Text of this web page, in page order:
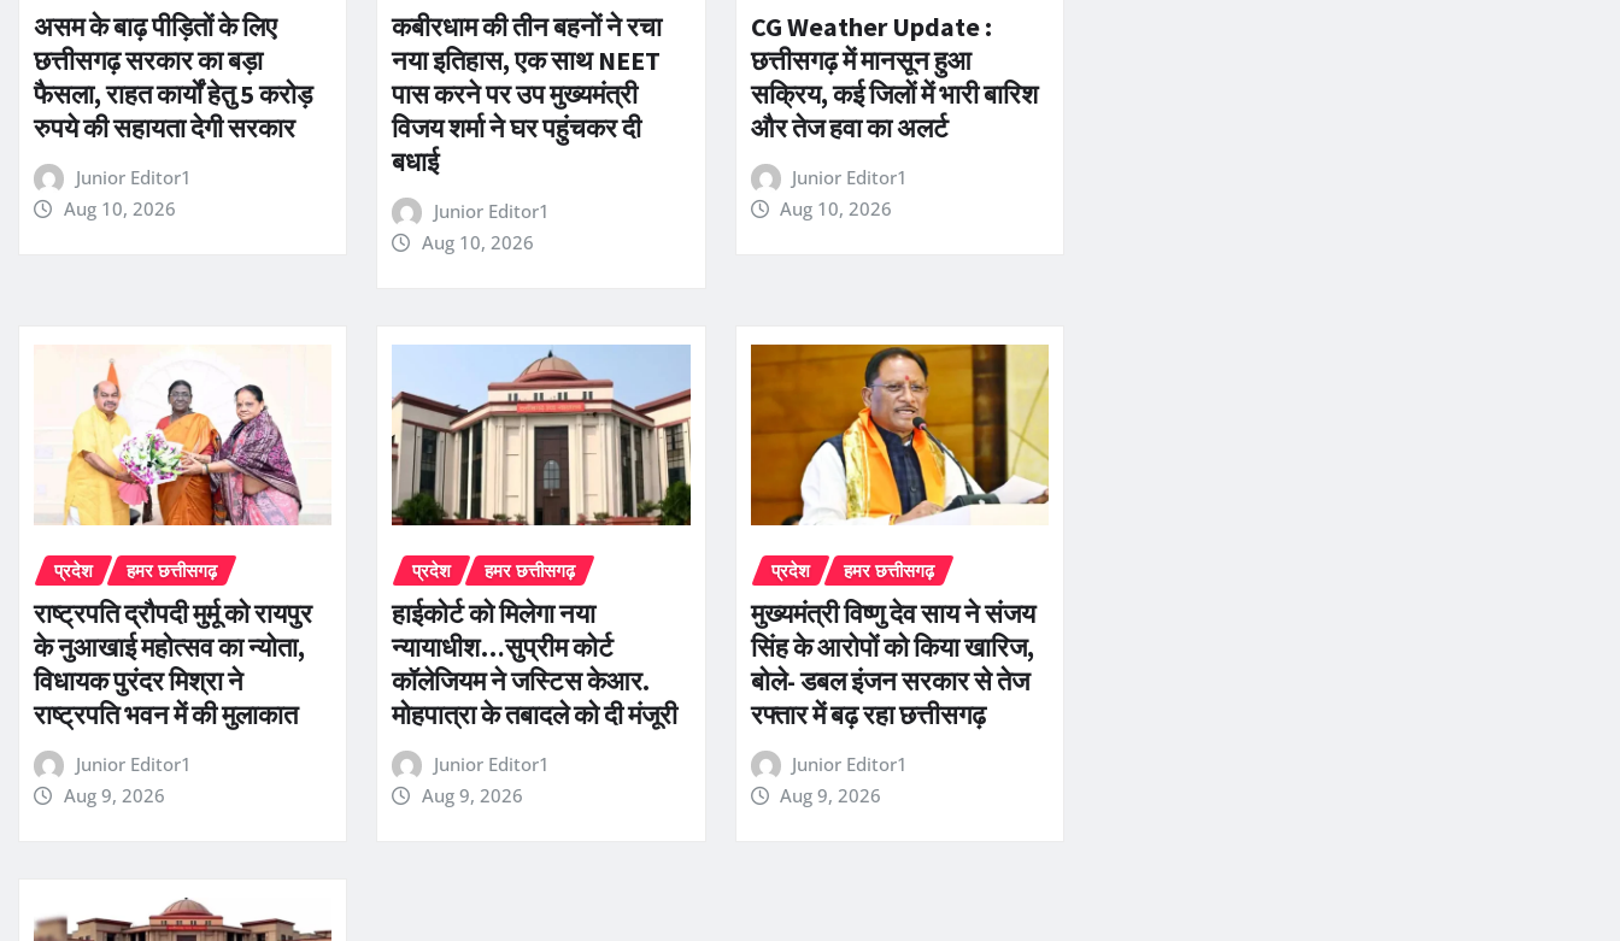
असम के बाढ़ पीड़ितों के लिए
छत्तीसगढ़ सरकार का बड़ा
फैसला, राहत कार्यों हेतु 5 करोड़
रुपये की सहायता देगी सरकार
Junior Editor1
Aug 10, 2026
कबीरधाम की तीन बहनों ने रचा
नया इतिहास, एक साथ NEET
पास करने पर उप मुख्यमंत्री
विजय शर्मा ने घर पहुंचकर दी
बधाई
Junior Editor1
Aug 10, 2026
CG Weather Update :
छत्तीसगढ़ में मानसून हुआ
सक्रिय, कई जिलों में भारी बारिश
और तेज हवा का अलर्ट
Junior Editor1
Aug 10, 2026
प्रदेश हमर छत्तीसगढ़
राष्ट्रपति द्रौपदी मुर्मू को रायपुर
के नुआखाई महोत्सव का न्योता,
विधायक पुरंदर मिश्रा ने
राष्ट्रपति भवन में की मुलाकात
Junior Editor1
Aug 9, 2026
प्रदेश हमर छत्तीसगढ़
हाईकोर्ट को मिलेगा नया
न्यायाधीश…सुप्रीम कोर्ट
कॉलेजियम ने जस्टिस केआर.
मोहपात्रा के तबादले को दी मंजूरी
Junior Editor1
Aug 9, 2026
प्रदेश हमर छत्तीसगढ़
मुख्यमंत्री विष्णु देव साय ने संजय
सिंह के आरोपों को किया खारिज,
बोले- डबल इंजन सरकार से तेज
रफ्तार में बढ़ रहा छत्तीसगढ़
Junior Editor1
Aug 9, 2026